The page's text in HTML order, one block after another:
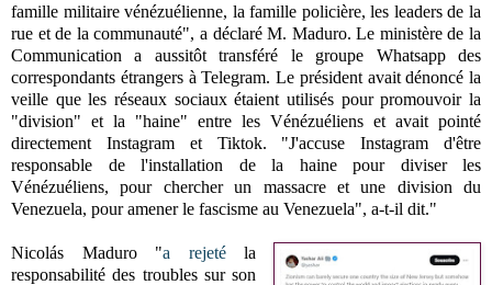
famille militaire vénézuélienne, la famille policière, les leaders de la
rue et de la communauté", a déclaré M. Maduro. Le ministère de la
Communication a aussitôt transféré le groupe Whatsapp des
correspondants étrangers à Telegram. Le président avait dénoncé la
veille que les réseaux sociaux étaient utilisés pour promouvoir la
"division" et la "haine" entre les Vénézuéliens et avait pointé
directement Instagram et Tiktok. "J'accuse Instagram d'être
responsable de l'installation de la haine pour diviser les
Vénézuéliens, pour chercher un massacre et une division du
Venezuela, pour amener le fascisme au Venezuela", a-t-il dit."
Nicolás Maduro "a rejetéla
responsabilité des troubles sur son